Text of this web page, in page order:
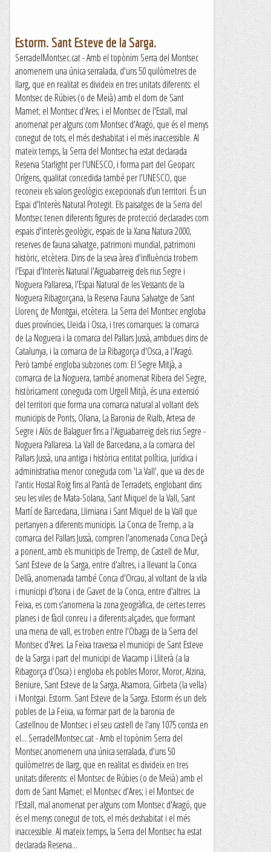
Estorm. Sant Esteve de la Sarga.
SerradelMontsec.cat - Amb el topònim Serra del Montsec
anomenem una única serralada, d'uns 50 quilòmetres de
llarg, que en realitat es divideix en tres unitats diferents: el
Montsec de Rúbies (o de Meià) amb el dom de Sant
Mamet; el Montsec d'Ares; i el Montsec de l'Estall, mal
anomenat per alguns com Montsec d'Aragó, que és el menys
conegut de tots, el més deshabitat i el més inaccessible. Al
mateix temps, la Serra del Montsec ha estat declarada
Reserva Starlight per l'UNESCO, i forma part del Geoparc
Orígens, qualitat concedida també per l'UNESCO, que
reconeix els valors geològics excepcionals d’un territori. És un
Espai d'Interès Natural Protegit. Els paisatges de la Serra del
Montsec tenen diferents figures de protecció declarades com
espais d'interès geològic, espais de la Xarxa Natura 2000,
reserves de fauna salvatge, patrimoni mundial, patrimoni
històric, etcètera. Dins de la seva àrea d'influència trobem
l'Espai d'Interès Natural l'Aiguabarreig dels rius Segre i
Noguera Pallaresa, l'Espai Natural de les Vessants de la
Noguera Ribagorçana, la Reserva Fauna Salvatge de Sant
Llorenç de Montgai, etcètera. La Serra del Montsec engloba
dues províncies, Lleida i Osca, i tres comarques: la comarca
de La Noguera i la comarca del Pallars Jussà, ambdues dins de
Catalunya, i la comarca de La Ribagorça d'Osca, a l'Aragó.
Però també engloba subzones com: El Segre Mitjà, a
comarca de La Noguera, també anomenat Ribera del Segre,
històricament coneguda com Urgell Mitjà, és una extensió
del territori que forma una comarca natural al voltant dels
municipis de Ponts, Oliana, La Baronia de Rialb, Artesa de
Segre i Alòs de Balaguer fins a l'Aiguabarreig dels rius Segre -
Noguera Pallaresa. La Vall de Barcedana, a la comarca del
Pallars Jussà, una antiga i històrica entitat política, jurídica i
administrativa menor coneguda com 'La Vall', que va des de
l'antic Hostal Roig fins al Pantà de Terradets, englobant dins
seu les viles de Mata-Solana, Sant Miquel de la Vall, Sant
Martí de Barcedana, Llimiana i Sant Miquel de la Vall que
pertanyen a diferents municipis. La Conca de Tremp, a la
comarca del Pallars Jussà, compren l'anomenada Conca Deçà
a ponent, amb els municipis de Tremp, de Castell de Mur,
Sant Esteve de la Sarga, entre d'altres, i a llevant la Conca
Dellà, anomenada també Conca d'Orcau, al voltant de la vila
i municipi d'Isona i de Gavet de la Conca, entre d'altres. La
Feixa, es com s'anomena la zona geogràfica, de certes terres
planes i de fàcil conreu i a diferents alçades, que formant
una mena de vall, es troben entre l'Obaga de la Serra del
Montsec d'Ares. La Feixa travessa el municipi de Sant Esteve
de la Sarga i part del municipi de Viacamp i Lliterà (a la
Ribagorça d'Osca) i engloba els pobles Moror, Moror, Alzina,
Beniure, Sant Esteve de la Sarga, Alsamora, Girbeta (la vella)
i Montgai. Estorm. Sant Esteve de la Sarga. Estorm és un dels
pobles de La Feixa, va formar part de la baronia de
Castellnou de Montsec i el seu castell de l'any 1075 consta en
el... SerradelMontsec.cat - Amb el topònim Serra del
Montsec anomenem una única serralada, d'uns 50
quilòmetres de llarg, que en realitat es divideix en tres
unitats diferents: el Montsec de Rúbies (o de Meià) amb el
dom de Sant Mamet; el Montsec d'Ares; i el Montsec de
l'Estall, mal anomenat per alguns com Montsec d'Aragó, que
és el menys conegut de tots, el més deshabitat i el més
inaccessible. Al mateix temps, la Serra del Montsec ha estat
declarada Reserva...